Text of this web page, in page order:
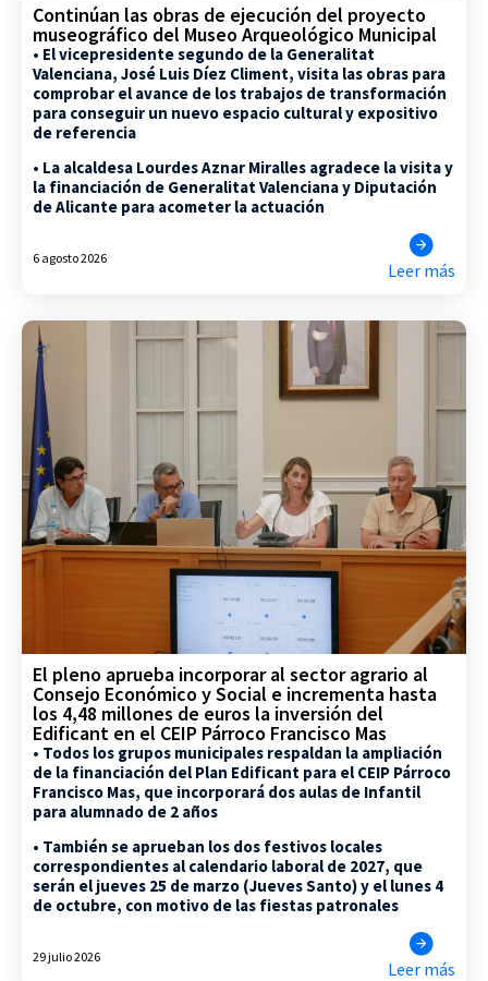
Continúan las obras de ejecución del proyecto
museográfico del Museo Arqueológico Municipal
• El vicepresidente segundo de la Generalitat
Valenciana, José Luis Díez Climent, visita las obras para
comprobar el avance de los trabajos de transformación
para conseguir un nuevo espacio cultural y expositivo
de referencia
• La alcaldesa Lourdes Aznar Miralles agradece la visita y
la financiación de Generalitat Valenciana y Diputación
de Alicante para acometer la actuación
6 agosto 2026
Leer más
El pleno aprueba incorporar al sector agrario al
Consejo Económico y Social e incrementa hasta
los 4,48 millones de euros la inversión del
Edificant en el CEIP Párroco Francisco Mas
• Todos los grupos municipales respaldan la ampliación
de la financiación del Plan Edificant para el CEIP Párroco
Francisco Mas, que incorporará dos aulas de Infantil
para alumnado de 2 años
• También se aprueban los dos festivos locales
correspondientes al calendario laboral de 2027, que
serán el jueves 25 de marzo (Jueves Santo) y el lunes 4
de octubre, con motivo de las fiestas patronales
29 julio 2026
Leer más